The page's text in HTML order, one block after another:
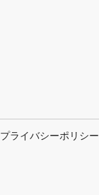
プライバシーポリシー